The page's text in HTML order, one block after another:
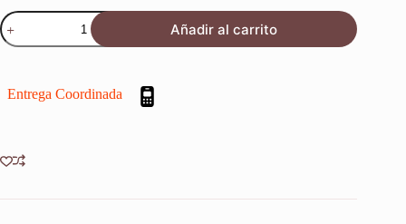
Barral
Suspension
Honda
C
1988
X
cantidad
Añadir al carrito
Entrega Coordinada